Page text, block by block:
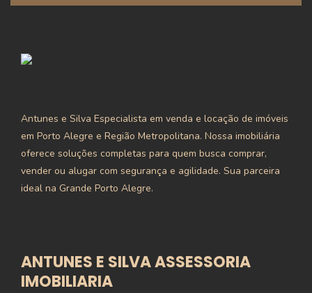
Antunes e Silva Especialista em venda e locação de imóveis
em Porto Alegre e Região Metropolitana. Nossa imobiliária
oferece soluções completas para quem busca comprar,
vender ou alugar com segurança e agilidade. Sua parceira
ideal na Grande Porto Alegre.
ANTUNES E SILVA ASSESSORIA
IMOBILIARIA